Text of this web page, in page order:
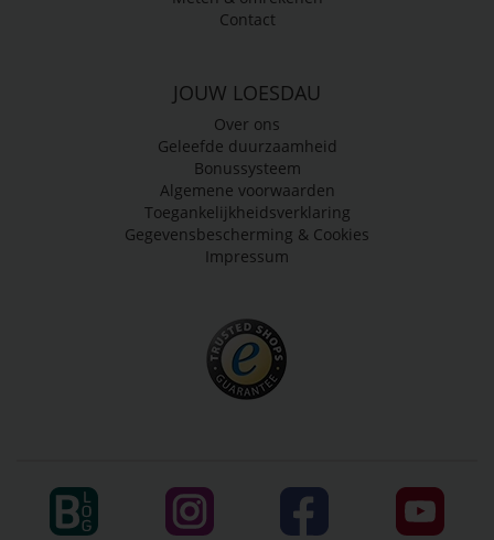
Contact
JOUW LOESDAU
Over ons
Geleefde duurzaamheid
Bonussysteem
Algemene voorwaarden
Toegankelijkheidsverklaring
Gegevensbescherming & Cookies
Impressum